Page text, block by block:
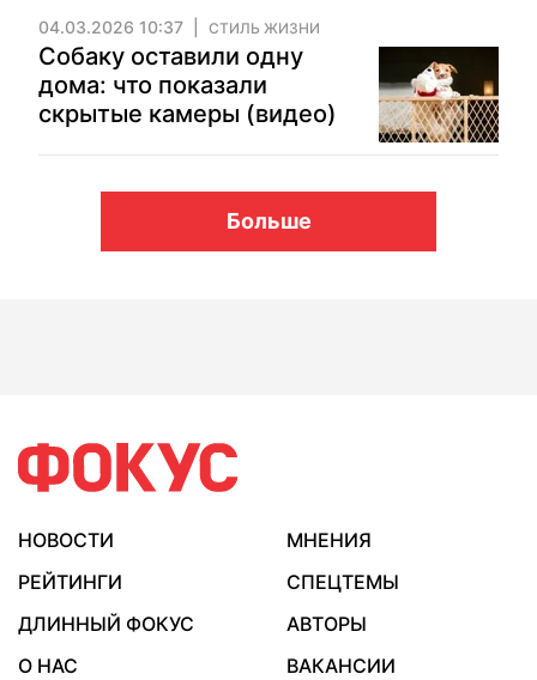
04.03.2026 10:37 СТИЛЬ ЖИЗНИ
Собаку оставили одну
дома: что показали
скрытые камеры (видео)
Больше
НОВОСТИ
МНЕНИЯ
РЕЙТИНГИ
СПЕЦТЕМЫ
ДЛИННЫЙ ФОКУС
АВТОРЫ
О НАС
ВАКАНСИИ